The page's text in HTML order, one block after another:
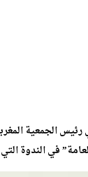
الجمعية
نظمت اليوم السبت 02 نونبر 2024،